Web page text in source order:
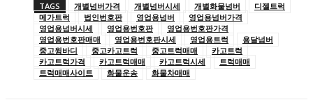
TAGS 개별넘버가격 개별넘버시세 개별화물넘버
디젤트럭
메가트럭
법인번호판 영업용넘버
영업용넘버가격
영업용넘버시세
영업용번호판
영업용번호판가격
영업용번호판매매
영업용번호판시세 영업용트럭
용달넘버
중고윙바디
중고카고트럭 중고트럭매매
카고트럭
카고트럭가격
카고트럭매매 카고트럭시세
트럭매매
트럭매매사이트
화물운송 화물차매매